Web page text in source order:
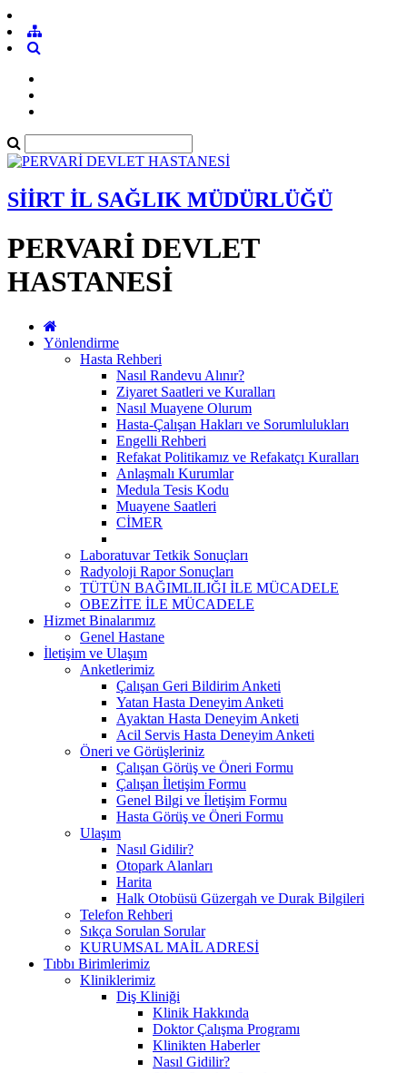
SİİRT İL SAĞLIK MÜDÜRLÜĞÜ
PERVARİ DEVLET
HASTANESİ
Yönlendirme
Hasta Rehberi
Nasıl Randevu Alınır?
Ziyaret Saatleri ve Kuralları
Nasıl Muayene Olurum
Hasta-Çalışan Hakları ve Sorumlulukları
Engelli Rehberi
Refakat Politikamız ve Refakatçı Kuralları
Anlaşmalı Kurumlar
Medula Tesis Kodu
Muayene Saatleri
CİMER
Laboratuvar Tetkik Sonuçları
Radyoloji Rapor Sonuçları
TÜTÜN BAĞIMLILIĞI İLE MÜCADELE
OBEZİTE İLE MÜCADELE
Hizmet Binalarımız
Genel Hastane
İletişim ve Ulaşım
Anketlerimiz
Çalışan Geri Bildirim Anketi
Yatan Hasta Deneyim Anketi
Ayaktan Hasta Deneyim Anketi
Acil Servis Hasta Deneyim Anketi
Öneri ve Görüşleriniz
Çalışan Görüş ve Öneri Formu
Çalışan İletişim Formu
Genel Bilgi ve İletişim Formu
Hasta Görüş ve Öneri Formu
Ulaşım
Nasıl Gidilir?
Otopark Alanları
Harita
Halk Otobüsü Güzergah ve Durak Bilgileri
Telefon Rehberi
Sıkça Sorulan Sorular
KURUMSAL MAİL ADRESİ
Tıbbı Birimlerimiz
Kliniklerimiz
Diş Kliniği
Klinik Hakkında
Doktor Çalışma Programı
Klinikten Haberler
Nasıl Gidilir?